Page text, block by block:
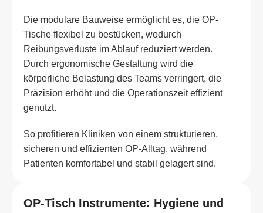
Die modulare Bauweise ermöglicht es, die OP-
Tische flexibel zu bestücken, wodurch
Reibungsverluste im Ablauf reduziert werden.
Durch ergonomische Gestaltung wird die
körperliche Belastung des Teams verringert, die
Präzision erhöht und die Operationszeit effizient
genutzt.
So profitieren Kliniken von einem strukturieren,
sicheren und effizienten OP-Alltag, während
Patienten komfortabel und stabil gelagert sind.
OP-Tisch Instrumente: Hygiene und